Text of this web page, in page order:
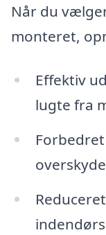
Når du
monteret,
Effektiv
lugte fra